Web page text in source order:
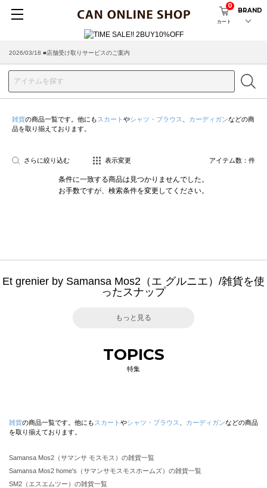
カート
0
BRAND
2026/03/18 ■店舗受け取りサービスのご案内
雑貨の商品一覧です。他にも スカート やシャツ・ブラウス カーディガンなどの商
品を取り揃えております。
さらに絞り込む 表示変更 アイテム数： 件
条件に一致する商品は見つかりませんでした。
お手数ですが、検索条件を変更してください。
Et grenier by Samansa Mos2（エ グルニエ）/雑貨を使
ったスナップ
もっと見る
TOPICS
特集
雑貨の商品一覧です。他にも スカート やシャツ・ブラウス カーディガンなどの商品
を取り揃えております。
Samansa Mos2（サマンサ モスモス）の雑貨一覧
Samansa Mos2 home's（サマンサモスモスホームズ）の雑貨一覧
SM2（エスエムツー）の雑貨一覧